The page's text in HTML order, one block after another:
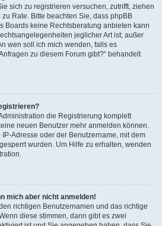
sich zu registrieren versuchen, zutrifft, ziehen
Rate. Bitte beachten Sie, dass phpBB
Boards keine Rechtsberatung anbieten kann
jeglicher Art ist; außer
wen soll ich mich wenden, falls es
zu diesem Forum gibt?“ behandelt
die Registrierung komplett
neuen Benutzer mehr anmelden können.
Adresse oder der Benutzername, mit dem
wurden. Um Hilfe zu erhalten, wenden
mich aber nicht anmelden!
richtigen Benutzernamen und das richtige
diese stimmen, dann gibt es zwei